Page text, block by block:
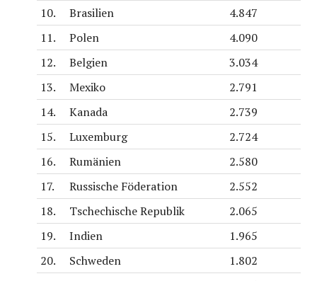
10.
Brasilien
4.847
11.
Polen
4.090
12.
Belgien
3.034
13.
Mexiko
2.791
14.
Kanada
2.739
15.
Luxemburg
2.724
16.
Rumänien
2.580
17.
Russische Föderation
2.552
18.
Tschechische Republik
2.065
19.
Indien
1.965
20.
Schweden
1.802